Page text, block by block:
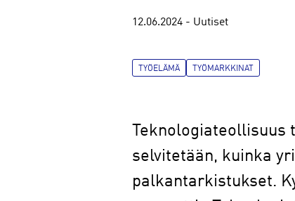
12.06.2024 - Uutiset
TYÖELÄMÄ TYÖMARKKINAT
Teknologiateollisuus
selvitetään, kuinka
palkantarkistukset.